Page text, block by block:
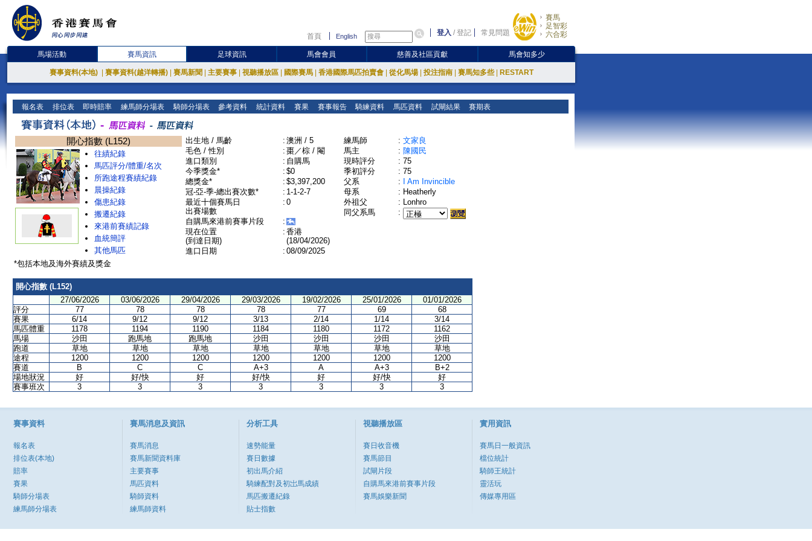
首頁 English 登入 /登記 常見問題
賽馬
足智彩
六合彩
馬場活動 賽馬資訊 足球資訊 馬會會員 慈善及社區貢獻 馬會知多少
賽事資料(本地) 賽事資料(越洋轉播) 賽馬新聞 主要賽事 視聽播放區 國際賽馬 香港國際馬匹拍賣會 從化馬場 投注指南 賽馬知多些 RESTART
報名表 排位表 即時賠率 練馬師分場表 騎師分場表 參考資料 統計資料 賽果 賽事報告 騎練資料 馬匹資料 試閘結果 賽期表
開心指數 (L152)
往績紀錄
馬匹評分/體重/名次
所跑途程賽績紀錄
晨操紀錄
傷患紀錄
搬遷紀錄
來港前賽績記錄
血統簡評
其他馬匹
出生地 / 馬齡 : 澳洲 / 5
毛色 / 性別
: 棗／棕 / 閹
進口類別
: 自購馬
今季獎金*
: $0
總獎金*
: $3,397,200
冠-亞-季-總出賽次數*
: 1-1-2-7
最近十個賽馬日
出賽場數
: 0
自購馬來港前賽事片段
:
現在位置
(到達日期)
: 香港
(18/04/2026)
進口日期
: 08/09/2025
練馬師 : 文家良
馬主
: 陳國民
現時評分
: 75
季初評分
: 75
父系
:
I Am Invincible
母系
: Heatherly
外祖父
: Lonhro
同父系馬
:
*包括本地及海外賽績及獎金
開心指數 (L152)
27/06/2026
03/06/2026 29/04/2026 29/03/2026 19/02/2026 25/01/2026
01/01/2026
評分
77 78 78 78 77 69
68
賽果
6/14 9/12 9/12 3/13 2/14 1/14
3/14
馬匹體重
1178 1194 1190 1184 1180 1172
1162
馬場
沙田 跑馬地 跑馬地 沙田 沙田 沙田
沙田
跑道
草地 草地 草地 草地 草地 草地
草地
途程
1200 1200 1200 1200 1200 1200
1200
賽道
B C C A+3 A A+3
B+2
場地狀況
好 好/快 好 好/快 好 好/快
好
賽事班次
3 3 3 3 3 3 3
賽事資料
報名表
排位表(本地)
賠率
賽果
騎師分場表
練馬師分場表
賽馬消息及資訊
賽馬消息
賽馬新聞資料庫
主要賽事
馬匹資料
騎師資料
練馬師資料
分析工具
速勢能量
賽日數據
初出馬介紹
騎練配對及初岀馬成績
馬匹搬遷紀錄
貼士指數
視聽播放區
賽日收音機
賽馬節目
試閘片段
自購馬來港前賽事片段
賽馬娛樂新聞
實用資訊
賽馬日一般資訊
檔位統計
騎師王統計
靈活玩
傳媒專用區